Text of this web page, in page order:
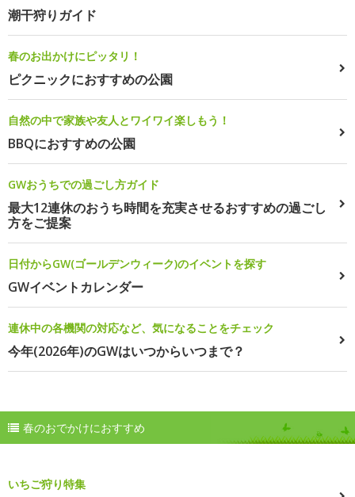
潮干狩りガイド
春のお出かけにピッタリ！
ピクニックにおすすめの公園
自然の中で家族や友人とワイワイ楽しもう！
BBQにおすすめの公園
GWおうちでの過ごし方ガイド
最大12連休のおうち時間を充実させるおすすめの過ごし
方をご提案
日付からGW(ゴールデンウィーク)のイベントを探す
GWイベントカレンダー
連休中の各機関の対応など、気になることをチェック
今年(2026年)のGWはいつからいつまで？
春のおでかけにおすすめ
いちご狩り特集